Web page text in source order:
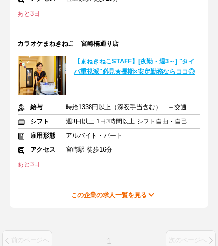
あと3日
カラオケまねきねこ 宮崎橘通り店
【まねきねこSTAFF】[夜勤・週3～] "タイ
パ重視派"必見★長期×安定勤務ならココ◎
給与
時給1338円以上（深夜手当含む） ＋交通費支給
シフト
週3日以上 1日3時間以上 シフト自由・自己申告
雇用形態
アルバイト・パート
アクセス
宮崎駅 徒歩16分
あと3日
この企業の求人一覧を見る
前のページへ 1 次のページへ